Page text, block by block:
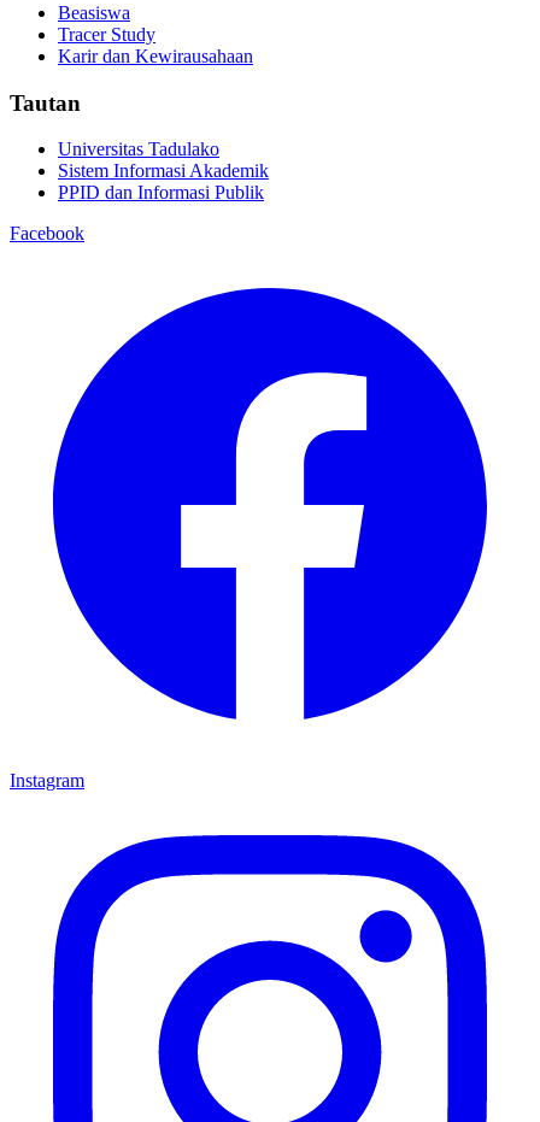
Beasiswa
Tracer Study
Karir dan Kewirausahaan
Tautan
Universitas Tadulako
Sistem Informasi Akademik
PPID dan Informasi Publik
Facebook
Instagram